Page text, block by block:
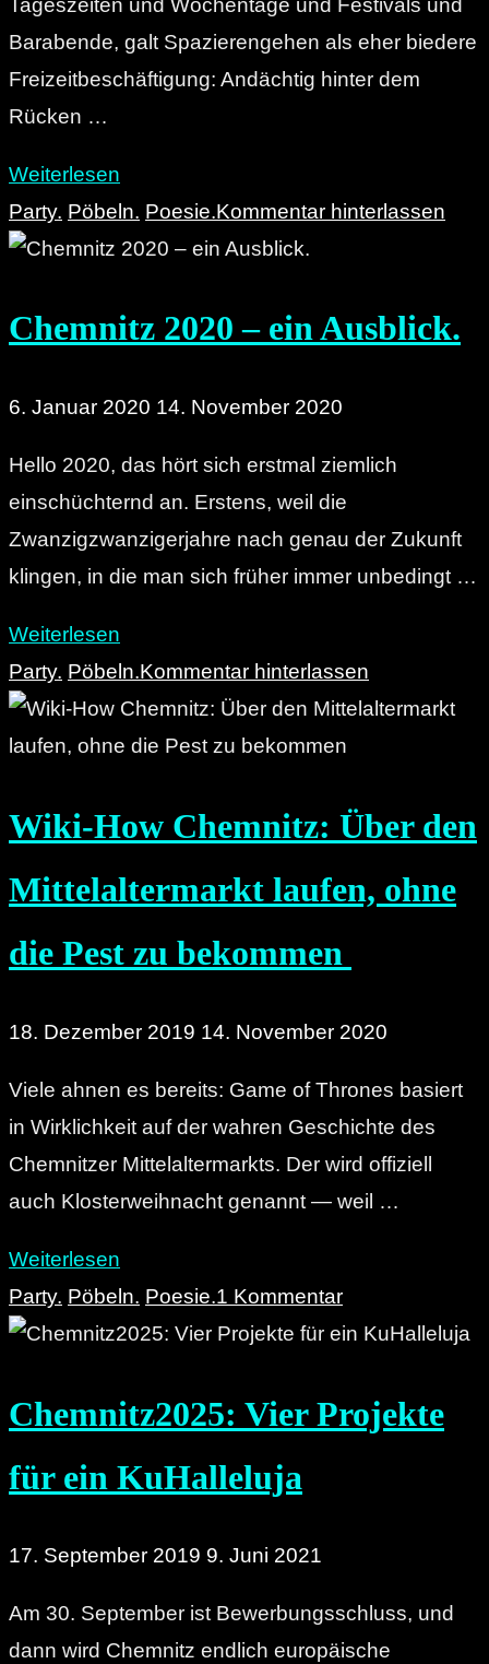
Barabende, galt Spazierengehen als eher biedere
Freizeitbeschäftigung: Andächtig hinter dem
Rücken …
Weiterlesen
&
Alltag:
Chemnitzer
Party. Pöbeln. Poesie.Kommentar hinterlassen
Chemnitz 2020 – ein Ausblick.
6. Januar 2020 14. November 2020
Hello 2020, das hört sich erstmal ziemlich
einschüchternd an. Erstens, weil die
Zwanzigzwanzigerjahre nach genau der Zukunft
klingen, in die man sich früher immer unbedingt …
Weiterlesen
2020
–
ein
Party. Pöbeln.Kommentar hinterlassen
Wiki-How Chemnitz: Über den
Mittelaltermarkt laufen, ohne
die Pest zu bekommen
18. Dezember 2019 14. November 2020
Viele ahnen es bereits: Game of Thrones basiert
in Wirklichkeit auf der wahren Geschichte des
Chemnitzer Mittelaltermarkts. Der wird offiziell
auch Klosterweihnacht genannt — weil …
Weiterlesen
How
Chemnitz:
den
laufen,
die
Party. Pöbeln. Poesie.1 Kommentar
Chemnitz2025: Vier Projekte
für ein KuHalleluja
17. September 2019 9. Juni 2021
Am 30. September ist Bewerbungsschluss, und
dann wird Chemnitz endlich europäische